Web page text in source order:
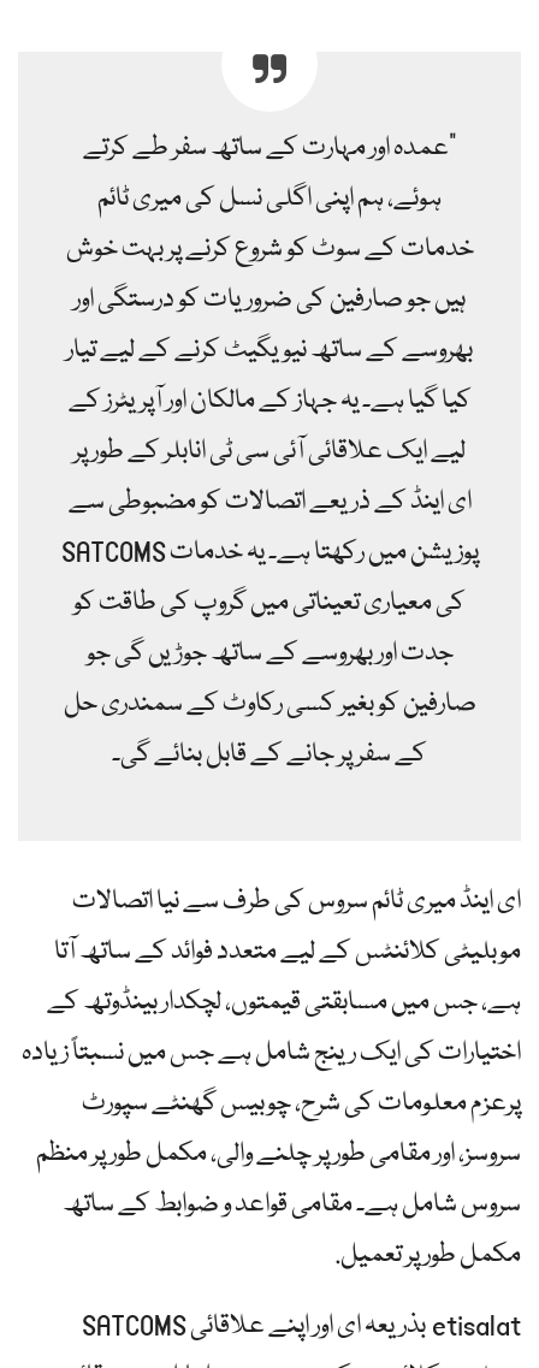
"عمدہ اور مہارت کے ساتھ سفر طے کرتے
ہوئے، ہم اپنی اگلی نسل کی میری ٹائم
خدمات کے سوٹ کو شروع کرنے پر بہت خوش
ہیں جو صارفین کی ضروریات کو درستگی اور
بھروسے کے ساتھ نیویگیٹ کرنے کے لیے تیار
کیا گیا ہے۔ یہ جہاز کے مالکان اور آپریٹرز کے
لیے ایک علاقائی آئی سی ٹی انابلر کے طور پر
ای اینڈ کے ذریعے اتصالات کو مضبوطی سے
پوزیشن میں رکھتا ہے۔ یہ خدمات SATCOMS
کی معیاری تعیناتی میں گروپ کی طاقت کو
جدت اور بھروسے کے ساتھ جوڑیں گی جو
صارفین کو بغیر کسی رکاوٹ کے سمندری حل
کے سفر پر جانے کے قابل بنائے گی۔
ای اینڈ میری ٹائم سروس کی طرف سے نیا اتصالات
موبلیٹی کلائنٹس کے لیے متعدد فوائد کے ساتھ آتا
ہے، جس میں مسابقتی قیمتوں، لچکدار بینڈوتھ کے
اختیارات کی ایک رینج شامل ہے جس میں نسبتاً زیادہ
پرعزم معلومات کی شرح، چوبیس گھنٹے سپورٹ
سروسز، اور مقامی طور پر چلنے والی، مکمل طور پر منظم
سروس شامل ہے۔ مقامی قواعد و ضوابط کے ساتھ
مکمل طور پر تعمیل.
etisalat بذریعہ ای اور اپنے علاقائی SATCOMS